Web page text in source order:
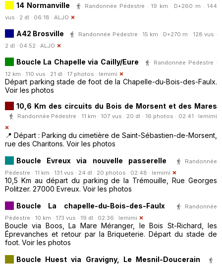
14 Normanville
Randonnée Pédestre · 19 km · D+260 m · 144
vus · 2 dl · 06:18 · ALJO
A42 Brosville
Randonnée Pédestre · 15 km · D+270 m · 128 vus ·
2 dl · 04:52 · ALJO
Boucle La Chapelle via Cailly/Eure
Randonnée Pédestre ·
12 km · 110 vus · 21 dl · 17 photos · lemimi
Départ parking stade de foot de la Chapelle-du-Bois-des-Faulx.
Voir les photos
10,6 Km des circuits du Bois de Morsent et des Mares
Randonnée Pédestre · 11 km · 107 vus · 20 dl · 16 photos · 02:41 · lemimi
📍 Départ : Parking du cimetière de Saint-Sébastien-de-Morsent,
rue des Charitons. Voir les photos
Boucle Evreux via nouvelle passerelle
Randonnée
Pédestre · 11 km · 131 vus · 24 dl · 20 photos · 02:48 · lemimi
10,5 Km au départ du parking de la Trémouille, Rue Georges
Politzer. 27000 Evreux. Voir les photos
Boucle La chapelle-du-Bois-des-Faulx
Randonnée
Pédestre · 10 km · 173 vus · 19 dl · 02:36 · lemimi
Boucle via Boos, La Mare Méranger, le Bois St-Richard, les
Éprevanches et retour par la Briqueterie. Départ du stade de
foot. Voir les photos
Boucle Huest via Gravigny, Le Mesnil-Doucerain